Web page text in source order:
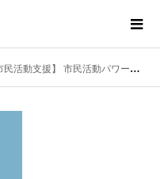
民活動支援】 市民活動パワーアップ講座